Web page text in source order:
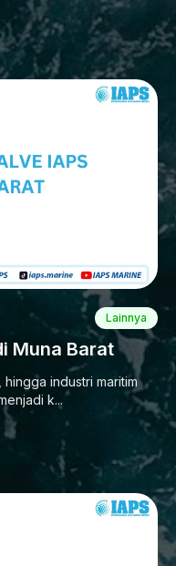
Lainnya
Muna Barat
industri maritim
k...